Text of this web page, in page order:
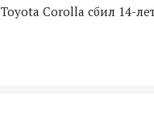
Toyota Corolla сбил 14-